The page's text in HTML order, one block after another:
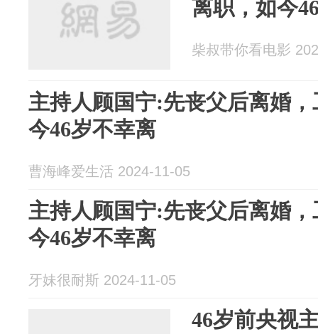
离职，如今
柴叔带你看电影
主持人顾国宁:先丧父后离婚
今46岁不幸离
曹海峰爱生活 2024-11-05
主持人顾国宁:先丧父后离婚
今46岁不幸离
牙妹很耐斯 2024-11-05
46岁前央视